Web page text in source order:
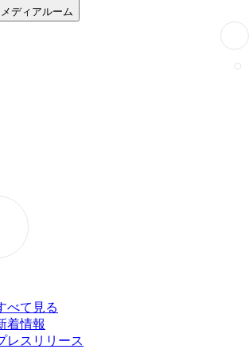
メディアルーム
べて見る
着情報
レスリリース